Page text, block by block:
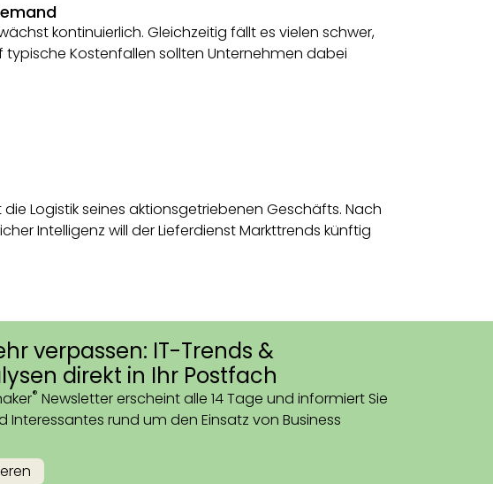
kontinuierlich. Gleichzeitig fällt es vielen schwer,
Kostenfallen sollten Unternehmen dabei
Logistik seines aktionsgetriebenen Geschäfts. Nach
Intelligenz will der Lieferdienst Markttrends künftig
verpassen: IT-Trends &
direkt in Ihr Postfach
® Newsletter erscheint alle 14 Tage und informiert Sie
Interessantes rund um den Einsatz von Business